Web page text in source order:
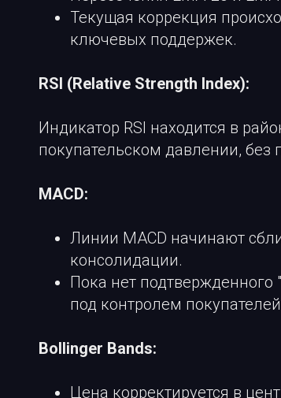
Текущая коррекция
ключевых поддержек.
RSI (Relative Strength Index):
Индикатор RSI находится в
покупательском давлении, без
MACD:
Линии MACD начинают
консолидации.
Пока нет подтвержденного
под контролем
Bollinger Bands:
Цена корректируется в